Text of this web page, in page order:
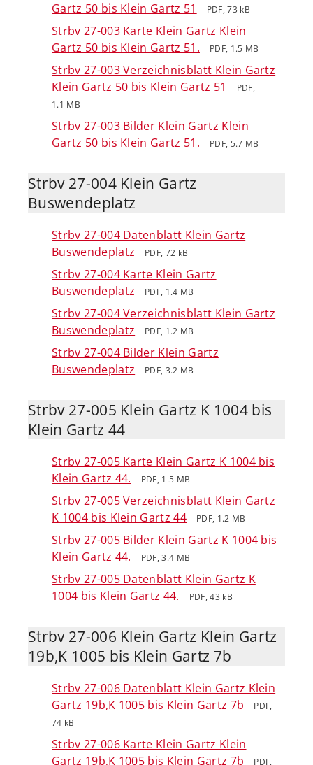
Gartz 50 bis Klein Gartz 51
PDF, 73 kB
Strbv 27-003 Karte Klein Gartz Klein
Gartz 50 bis Klein Gartz 51.
PDF, 1.5 MB
Strbv 27-003 Verzeichnisblatt Klein Gartz
Klein Gartz 50 bis Klein Gartz 51
PDF,
1.1 MB
Strbv 27-003 Bilder Klein Gartz Klein
Gartz 50 bis Klein Gartz 51.
PDF, 5.7 MB
Strbv 27-004 Klein Gartz
Buswendeplatz
Strbv 27-004 Datenblatt Klein Gartz
Buswendeplatz
PDF, 72 kB
Strbv 27-004 Karte Klein Gartz
Buswendeplatz
PDF, 1.4 MB
Strbv 27-004 Verzeichnisblatt Klein Gartz
Buswendeplatz
PDF, 1.2 MB
Strbv 27-004 Bilder Klein Gartz
Buswendeplatz
PDF, 3.2 MB
Strbv 27-005 Klein Gartz K 1004 bis
Klein Gartz 44
Strbv 27-005 Karte Klein Gartz K 1004 bis
Klein Gartz 44.
PDF, 1.5 MB
Strbv 27-005 Verzeichnisblatt Klein Gartz
K 1004 bis Klein Gartz 44
PDF, 1.2 MB
Strbv 27-005 Bilder Klein Gartz K 1004 bis
Klein Gartz 44.
PDF, 3.4 MB
Strbv 27-005 Datenblatt Klein Gartz K
1004 bis Klein Gartz 44.
PDF, 43 kB
Strbv 27-006 Klein Gartz Klein Gartz
19b,K 1005 bis Klein Gartz 7b
Strbv 27-006 Datenblatt Klein Gartz Klein
Gartz 19b,K 1005 bis Klein Gartz 7b
PDF,
74 kB
Strbv 27-006 Karte Klein Gartz Klein
Gartz 19b,K 1005 bis Klein Gartz 7b
PDF,